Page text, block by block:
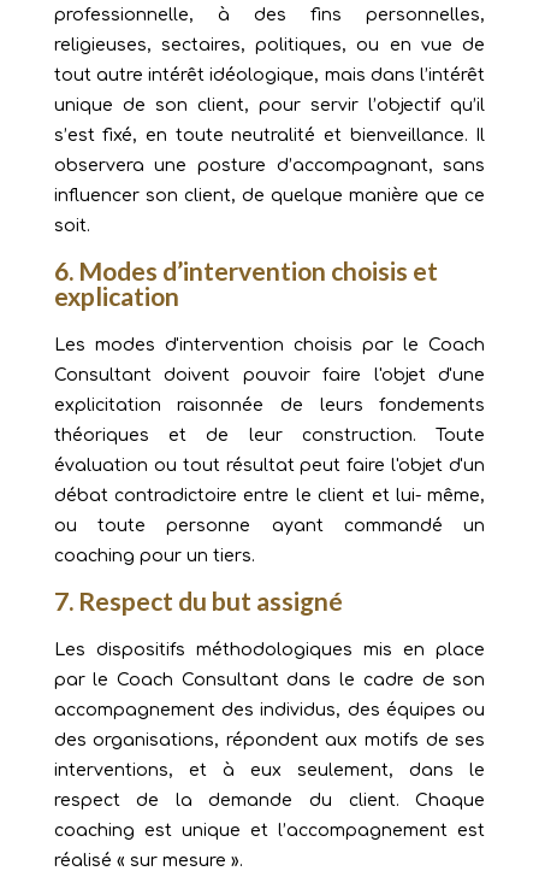
professionnelle, à des fins personnelles,
religieuses, sectaires, politiques, ou en vue de
tout autre intérêt idéologique, mais dans l’intérêt
unique de son client, pour servir l’objectif qu’il
s’est fixé, en toute neutralité et bienveillance. Il
observera une posture d’accompagnant, sans
influencer son client, de quelque manière que ce
soit.
6. Modes d’intervention choisis et
explication
Les modes d'intervention choisis par le Coach
Consultant doivent pouvoir faire l'objet d'une
explicitation raisonnée de leurs fondements
théoriques et de leur construction. Toute
évaluation ou tout résultat peut faire l'objet d'un
débat contradictoire entre le client et lui- même,
ou toute personne ayant commandé un
coaching pour un tiers.
7. Respect du but assigné
Les dispositifs méthodologiques mis en place
par le Coach Consultant dans le cadre de son
accompagnement des individus, des équipes ou
des organisations, répondent aux motifs de ses
interventions, et à eux seulement, dans le
respect de la demande du client. Chaque
coaching est unique et l’accompagnement est
réalisé « sur mesure ».